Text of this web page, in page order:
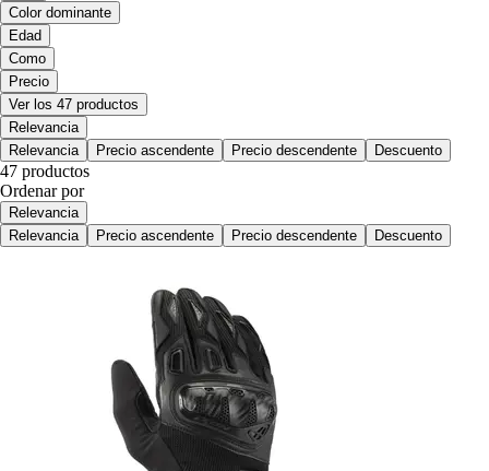
Color dominante
Edad
Como
Precio
Ver los 47 productos
Relevancia
Relevancia
Precio ascendente Precio descendente Descuento
47 productos
Ordenar por
Relevancia
Relevancia
Precio ascendente Precio descendente Descuento